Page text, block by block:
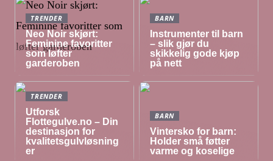
TRENDER
Neo Noir skjørt:
Feminine favoritter
som løfter
garderoben
BARN
Instrumenter til barn
– slik gjør du
skikkelig gode kjøp
på nett
TRENDER
Utforsk
Flottegulve.no – Din
destinasjon for
kvalitetsgulvløsning
er
BARN
Vintersko for barn:
Holder små føtter
varme og koselige